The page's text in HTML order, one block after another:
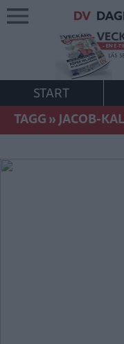
START
TAGG»JACOB-